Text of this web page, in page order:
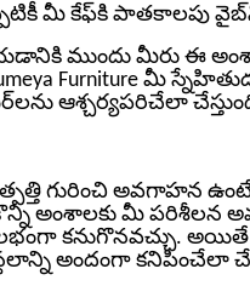
మీ కేఫ్‌కి పాతకాలపు
ముందు మీరు ఈ
Furniture మీ
ఆశ్చర్యపరిచేలా
గురించి అవగాహన
అంశాలకు మీ పరిశీలన
సులభంగా కనుగొనవచ్చు.
అందంగా కనిపించేలా